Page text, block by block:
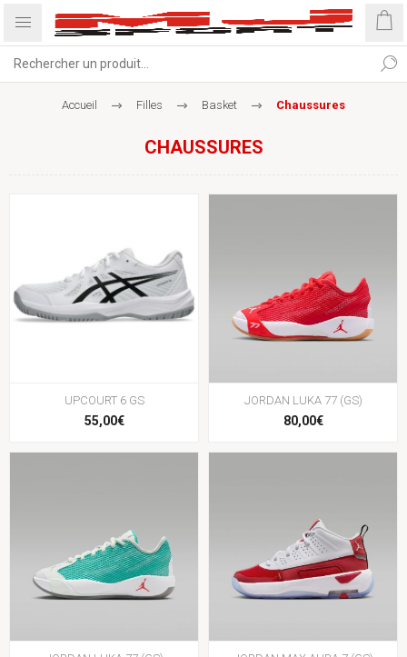
Accueil Filles Basket Chaussures
CHAUSSURES
UPCOURT 6 GS
55,00€
JORDAN LUKA 77 (GS)
80,00€